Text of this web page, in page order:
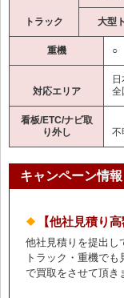
トラック 大型
重機 ○
対応エリア
全
看板/ETC/ナビ取
り外し
不
キャンペーン情報
【他社見積り
他社見積りを提出し
トラック・重機で
で買取をさせて頂き